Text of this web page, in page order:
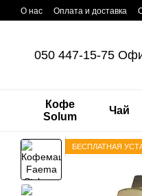
Перейти к основному
О нас Оплата и доставка
050 447-15-75
Кофе
Solum
Чай
БЕСПЛАТНАЯ